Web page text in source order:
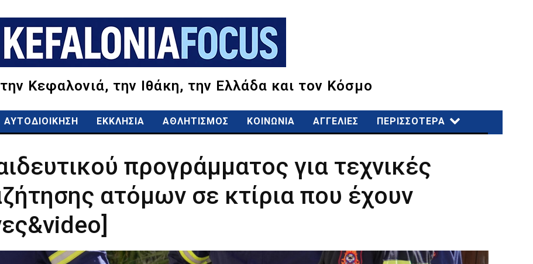
την Κεφαλονιά, την Ιθάκη, την Ελλάδα και τον Κόσμο
ΑΥΤΟΔΙΟΙΚΗΣΗ ΕΚΚΛΗΣΙΑ ΑΘΛΗΤΙΣΜΟΣ ΚΟΙΝΩΝΙΑ ΑΓΓΕΛΙΕΣ ΠΕΡΙΣΣΟΤΕΡΑ
προγράμματος για τεχνικές
ατόμων σε κτίρια που έχουν